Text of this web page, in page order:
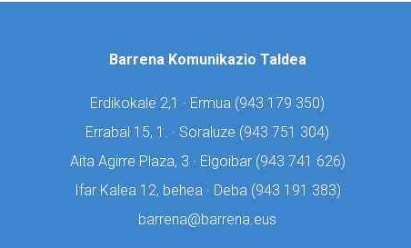
Barrena Komunikazio Taldea
Erdikokale 2,1 · Ermua (943 179 350)
Errabal 15, 1. · Soraluze (943 751 304)
Aita Agirre Plaza, 3 · Elgoibar (943 741 626)
Ifar Kalea 12, behea · Deba (943 191 383)
barrena@barrena.eus